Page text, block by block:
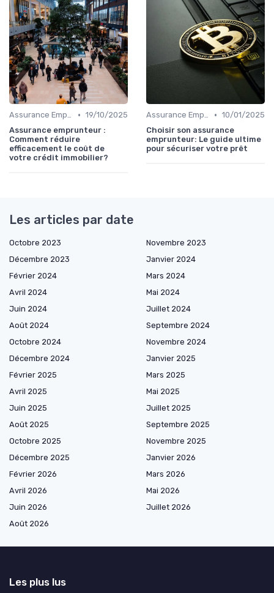
Assurance Emprunteur • 19/10/2025
Assurance emprunteur :
Comment réduire
efficacement le coût de
votre crédit immobilier?
Assurance Emprunteur • 10/01/2025
Choisir son assurance
emprunteur: Le guide ultime
pour sécuriser votre prêt
Les articles par date
Octobre 2023
Novembre 2023
Décembre 2023
Janvier 2024
Février 2024
Mars 2024
Avril 2024
Mai 2024
Juin 2024
Juillet 2024
Août 2024
Septembre 2024
Octobre 2024
Novembre 2024
Décembre 2024
Janvier 2025
Février 2025
Mars 2025
Avril 2025
Mai 2025
Juin 2025
Juillet 2025
Août 2025
Septembre 2025
Octobre 2025
Novembre 2025
Décembre 2025
Janvier 2026
Février 2026
Mars 2026
Avril 2026
Mai 2026
Juin 2026
Juillet 2026
Août 2026
Les plus lus